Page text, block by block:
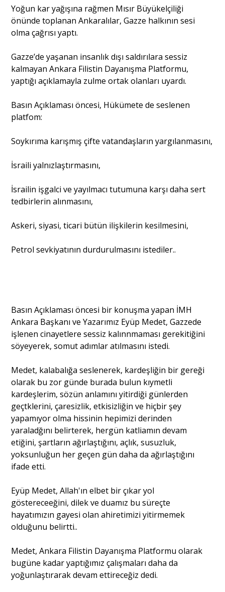
Yazarlar
Eğitim
Sağlık
Yoğun kar yağışına rağmen Mısır Büyükelçiliği
önünde toplanan Ankaralılar, Gazze halkının sesi
olma çağrısı yaptı.
Gazze’de yaşanan insanlık dışı saldırılara sessiz
kalmayan Ankara Filistin Dayanışma Platformu,
yaptığı açıklamayla zulme ortak olanları uyardı.
Basın Açıklaması öncesi, Hükümete de seslenen
platfom:
Soykırıma karışmış çifte vatandaşların yargılanmasını,
İsraili yalnızlaştırmasını,
İsrailin işgalci ve yayılmacı tutumuna karşı daha sert
tedbirlerin alınmasını,
Askeri, siyasi, ticari bütün ilişkilerin kesilmesini,
Petrol sevkiyatının durdurulmasını istediler..
Basın Açıklaması öncesi bir konuşma yapan İMH
Ankara Başkanı ve Yazarımız Eyüp Medet, Gazzede
işlenen cinayetlere sessiz kalınnmaması gerekitiğini
söyeyerek, somut adımlar atılmasını istedi.
Medet, kalabalığa seslenerek, kardeşliğin bir gereği
olarak bu zor günde burada bulun kıymetli
kardeşlerim, sözün anlamını yitirdiği günlerden
geçtklerini, çaresizlik, etkisizliğin ve hiçbir şey
yapamıyor olma hissinin hepimizi derinden
yaraladğını belirterek, hergün katliamın devam
etiğini, şartların ağırlaştığını, açlık, susuzluk,
yoksunluğun her geçen gün daha da ağırlaştığını
ifade etti.
Eyüp Medet, Allah'ın elbet bir çıkar yol
göstereceeğini, dilek ve duamız bu süreçte
hayatımızın gayesi olan ahiretimizi yitirmemek
olduğunu belirtti..
Medet, Ankara Filistin Dayanışma Platformu olarak
bugüne kadar yaptığımız çalışmaları daha da
yoğunlaştırarak devam ettireceğiz dedi.